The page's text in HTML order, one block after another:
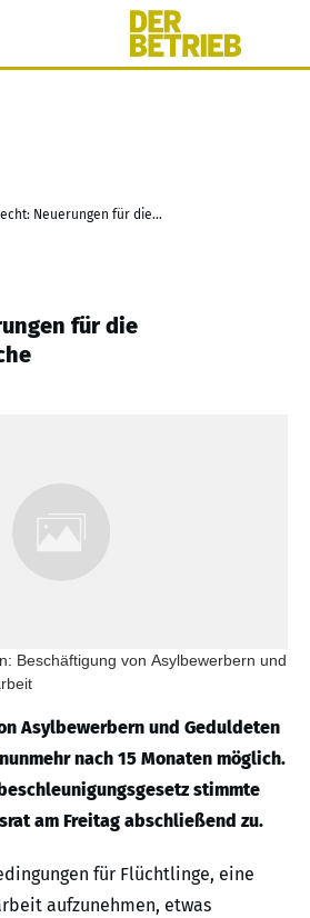
Asylrecht: Neuerungen für die Zeitarbeitsbranche
für die
Beschäftigung von Asylbewerbern und
Asylbewerbern und Geduldeten
nach 15 Monaten möglich.
stimmte
am Freitag abschließend zu.
für Flüchtlinge, eine
aufzunehmen, etwas